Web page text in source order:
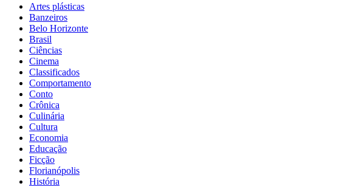
Artes plásticas
Banzeiros
Belo Horizonte
Brasil
Ciências
Cinema
Classificados
Comportamento
Conto
Crônica
Culinária
Cultura
Economia
Educação
Ficção
Florianópolis
História